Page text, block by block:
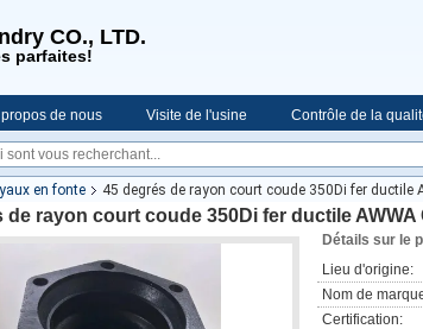
CO., LTD.
parfaites!
de nous Visite de l'usine Contrôle de la
en fonte
45 degrés de rayon court coude 350Di fer ductile
de rayon court coude 350Di fer ductile
Détails sur le
Lieu d'origine:
Nom de
Certification: